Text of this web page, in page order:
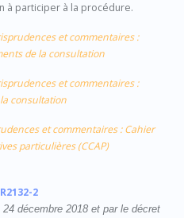
à participer à la procédure.
et commentaires :
de la consultation
et commentaires :
consultation
et commentaires : Cahier
particulières (CCAP)
2
décembre 2018 et par le décret